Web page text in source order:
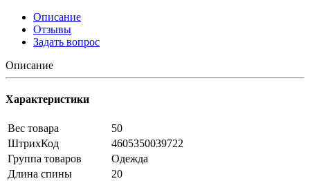
Описание
Отзывы
Задать вопрос
Описание
Характеристики
Вес товара
50
ШтрихКод
4605350039722
Группа товаров
Одежда
Длина спины
20